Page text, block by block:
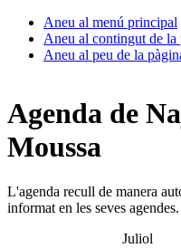
Aneu al menú principal
Aneu al contingut de la
Aneu al peu de la
Agenda de
Moussa
L'agenda recull de manera
informat en les seves agendes.
Juliol